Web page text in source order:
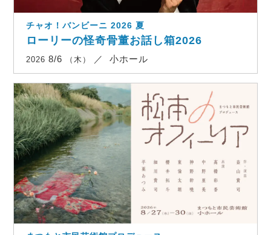
チャオ！バンビーニ 2026 夏
ローリーの怪奇骨董お話し箱2026
2026 8/6 （木） ／ 小ホール